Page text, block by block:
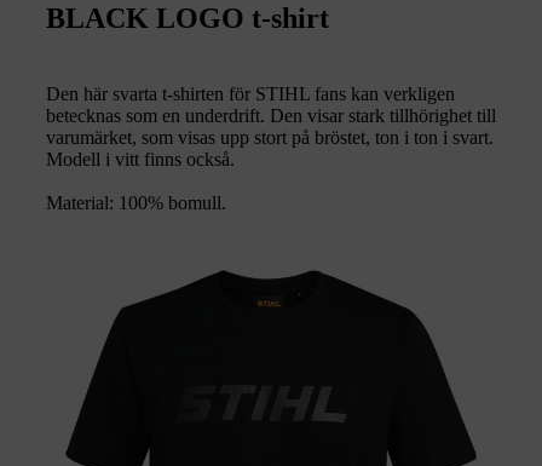
BLACK LOGO t-shirt
Den här svarta t-shirten för STIHL fans kan verkligen
betecknas som en underdrift. Den visar stark tillhörighet till
varumärket, som visas upp stort på bröstet, ton i ton i svart.
Modell i vitt finns också.
Material: 100% bomull.